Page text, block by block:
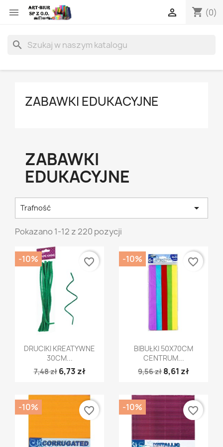
 shopping_cart (0)

search
ZABAWKI EDUKACYJNE
ZABAWKI
EDUKACYJNE
Trafność 
Pokazano 1-12 z 220 pozycji
 Szybki podgląd
DRUCIKI KREATYWNE
30CM...
7,48 zł 6,73 zł
-10% favorite_border
Szybki podgląd
BIBUŁKI 50X70CM
CENTRUM...
9,56 zł 8,61 zł
-10% favorite_border
-10% favorite_border -10% favorite_border